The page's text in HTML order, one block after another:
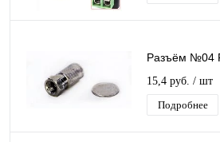
Разъём №04
15,4 руб. / шт
Подробнее